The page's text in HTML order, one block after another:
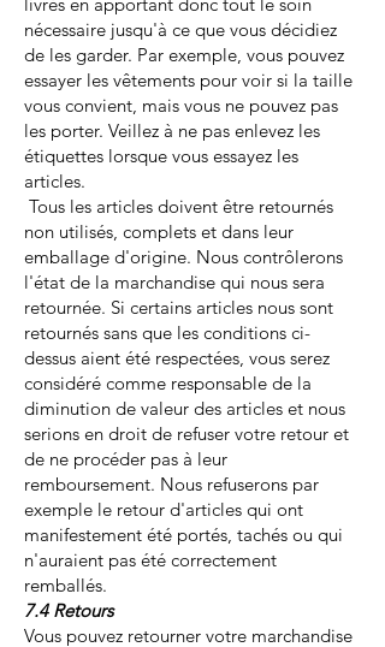
nécessaire jusqu'à ce que vous décidiez
de les garder. Par exemple, vous pouvez
essayer les vêtements pour voir si la taille
vous convient, mais vous ne pouvez pas
les porter. Veillez à ne pas enlevez les
étiquettes lorsque vous essayez les
articles.
Tous les articles doivent être retournés
non utilisés, complets et dans leur
emballage d'origine. Nous contrôlerons
l'état de la marchandise qui nous sera
retournée. Si certains articles nous sont
retournés sans que les conditions ci-
dessus aient été respectées, vous serez
considéré comme responsable de la
diminution de valeur des articles et nous
serions en droit de refuser votre retour et
de ne procéder pas à leur
remboursement. Nous refuserons par
exemple le retour d'articles qui ont
manifestement été portés, tachés ou qui
n'auraient pas été correctement
remballés.
7.4 Retours
Vous pouvez retourner votre marchandise